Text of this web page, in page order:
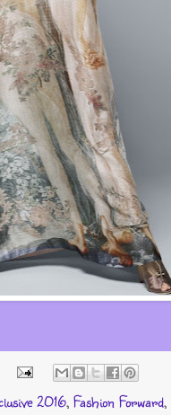
2016, Fashion Forward,